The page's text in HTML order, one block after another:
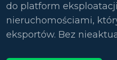
do platform
nieruchomościami,
eksportów. Bez